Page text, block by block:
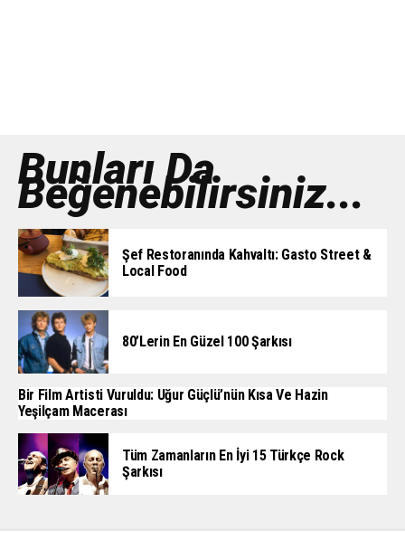
Bunları Da
Beğenebilirsiniz...
Şef Restoranında Kahvaltı: Gasto Street &
Local Food
80’lerin En Güzel 100 Şarkısı
Bir Film Artisti Vuruldu: Uğur Güçlü’nün Kısa Ve Hazin
Yeşilçam Macerası
Tüm Zamanların En İyi 15 Türkçe Rock
Şarkısı